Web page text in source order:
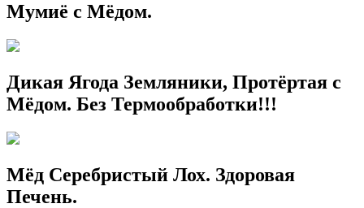
Мумиё с Мёдом.
Дикая Ягода Земляники, Протёртая с
Мёдом. Без Термообработки!!!
Мёд Серебристый Лох. Здоровая
Печень.